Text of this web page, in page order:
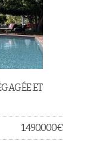
ET
1.490.000€